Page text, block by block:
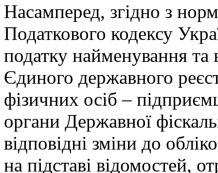
Насамперед, згідно з
Податкового кодексу
податку найменування та
Єдиного державного
фізичних осіб –
органи Державної
відповідні зміни до
на підставі відомостей,